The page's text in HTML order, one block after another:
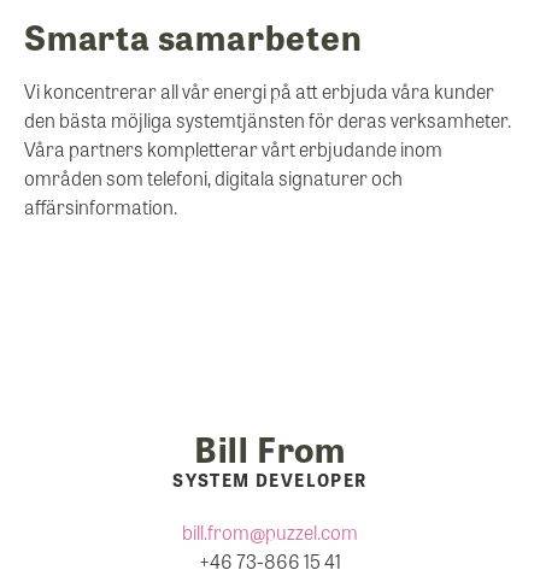
Smarta samarbeten
Vi koncentrerar all vår energi på att erbjuda våra kunder
den bästa möjliga systemtjänsten för deras verksamheter.
Våra partners kompletterar vårt erbjudande inom
områden som telefoni, digitala signaturer och
affärsinformation.
Bill From
SYSTEM DEVELOPER
bill.from@puzzel.com
+46 73-866 15 41